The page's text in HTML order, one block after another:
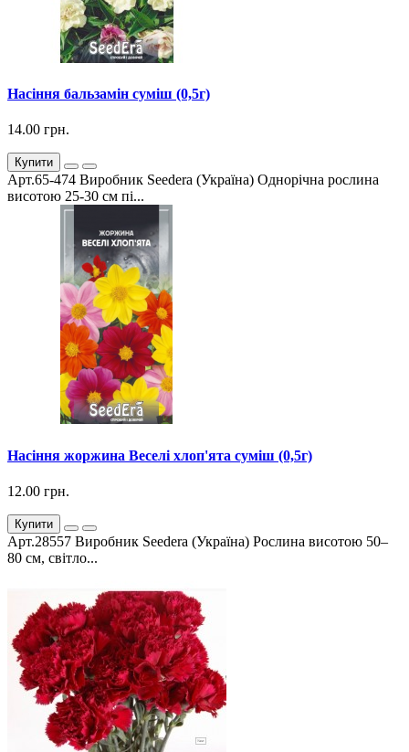
Насіння бальзамін суміш (0,5г)
14.00 грн.
Купити
Арт.65-474 Виробник Seedera (Україна) Однорічна рослина
висотою 25-30 см пі...
Насіння жоржина Веселі хлоп'ята суміш (0,5г)
12.00 грн.
Купити
Арт.28557 Виробник Seedera (Україна) Рослина висотою 50–
80 см, світло...